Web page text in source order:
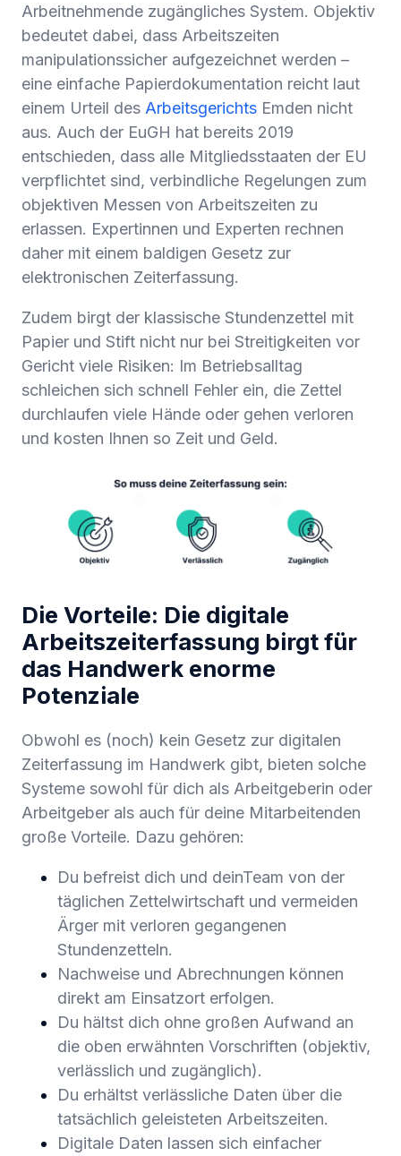
Arbeitnehmende zugängliches System. Objektiv
bedeutet dabei, dass Arbeitszeiten
manipulationssicher aufgezeichnet werden –
eine einfache Papierdokumentation reicht laut
einem Urteil des Arbeitsgerichts Emden nicht
aus. Auch der EuGH hat bereits 2019
entschieden, dass alle Mitgliedsstaaten der EU
verpflichtet sind, verbindliche Regelungen zum
objektiven Messen von Arbeitszeiten zu
erlassen. Expertinnen und Experten rechnen
daher mit einem baldigen Gesetz zur
elektronischen Zeiterfassung.‍
Zudem birgt der klassische Stundenzettel mit
Papier und Stift nicht nur bei Streitigkeiten vor
Gericht viele Risiken: Im Betriebsalltag
schleichen sich schnell Fehler ein, die Zettel
durchlaufen viele Hände oder gehen verloren
und kosten Ihnen so Zeit und Geld.
Die Vorteile: Die digitale
Arbeitszeiterfassung birgt für
das Handwerk enorme
Potenziale
Obwohl es (noch) kein Gesetz zur digitalen
Zeiterfassung im Handwerk gibt, bieten solche
Systeme sowohl für dich als Arbeitgeberin oder
Arbeitgeber als auch für deine Mitarbeitenden
große Vorteile. Dazu gehören:
Du befreist dich und deinTeam von der
täglichen Zettelwirtschaft und vermeiden
Ärger mit verloren gegangenen
Stundenzetteln.
Nachweise und Abrechnungen können
direkt am Einsatzort erfolgen.
Du hältst dich ohne großen Aufwand an
die oben erwähnten Vorschriften (objektiv,
verlässlich und zugänglich).
Du erhältst verlässliche Daten über die
tatsächlich geleisteten Arbeitszeiten.
Digitale Daten lassen sich einfacher